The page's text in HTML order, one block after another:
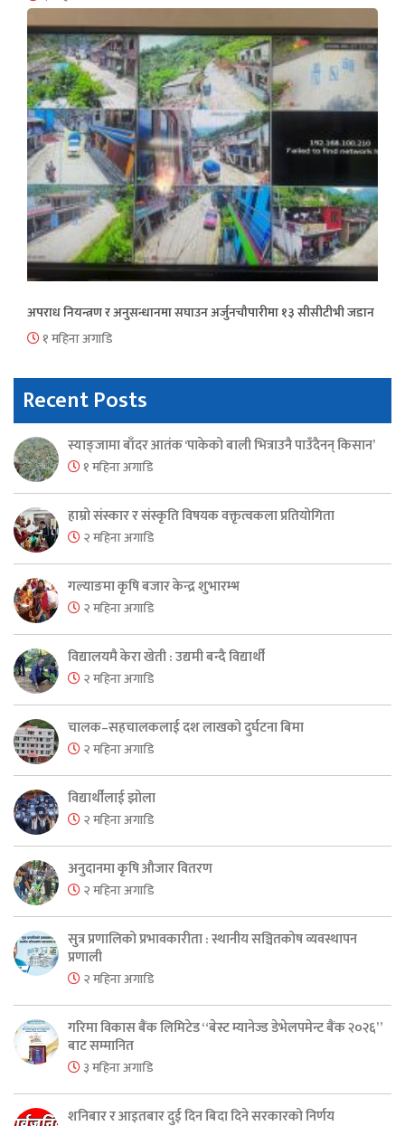
अपराध नियन्त्रण र अनुसन्धानमा सघाउन अर्जुनचौपारीमा १३ सीसीटीभी जडान
१ महिना अगाडि
Recent Posts
स्याङ्जामा बाँदर आतंक ‘पाकेको बाली भित्राउनै पाउँदैनन् किसान’
१ महिना अगाडि
हाम्रो संस्कार र संस्कृति विषयक वक्तृत्वकला प्रतियोगिता
२ महिना अगाडि
गल्याङमा कृषि बजार केन्द्र शुभारम्भ
२ महिना अगाडि
विद्यालयमै केरा खेती : उद्यमी बन्दै विद्यार्थी
२ महिना अगाडि
चालक–सहचालकलाई दश लाखको दुर्घटना बिमा
२ महिना अगाडि
विद्यार्थीलाई झोला
२ महिना अगाडि
अनुदानमा कृषि औजार वितरण
२ महिना अगाडि
सुत्र प्रणालिको प्रभावकारीता : स्थानीय सञ्चितकोष व्यवस्थापन
प्रणाली
२ महिना अगाडि
गरिमा विकास बैंक लिमिटेड “बेस्ट म्यानेज्ड डेभेलपमेन्ट बैंक २०२६”
बाट सम्मानित
३ महिना अगाडि
शनिबार र आइतबार दुई दिन बिदा दिने सरकारको निर्णय